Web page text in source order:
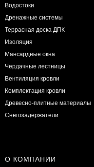
Водостоки
Дренажные системы
Террасная доска ДПК
Изоляция
Мансардные окна
Чердачные лестницы
Вентиляция кровли
Комплектация кровли
Древесно-плитные материалы
Снегозадержатели
О КОМПАНИИ